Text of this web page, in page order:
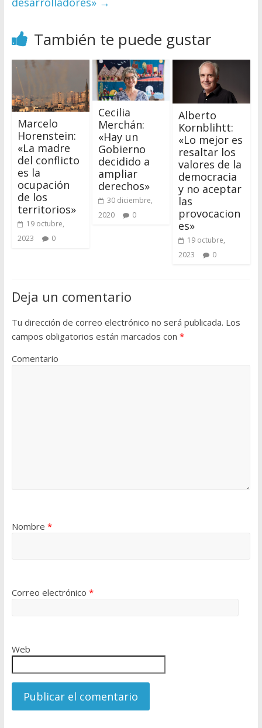
También te puede gustar
Marcelo
Horenstein:
«La madre
del conflicto
es la
ocupación
de los
territorios»
19 octubre,
2023
0
Cecilia
Merchán:
«Hay un
Gobierno
decidido a
ampliar
derechos»
30 diciembre,
2020
0
Alberto
Kornblihtt:
«Lo mejor es
resaltar los
valores de la
democracia
y no aceptar
las
provocacion
es»
19 octubre,
2023
0
Deja un comentario
Tu dirección de correo electrónico no será publicada. Los
campos obligatorios están marcados con *
Comentario
Nombre *
Correo electrónico *
Web